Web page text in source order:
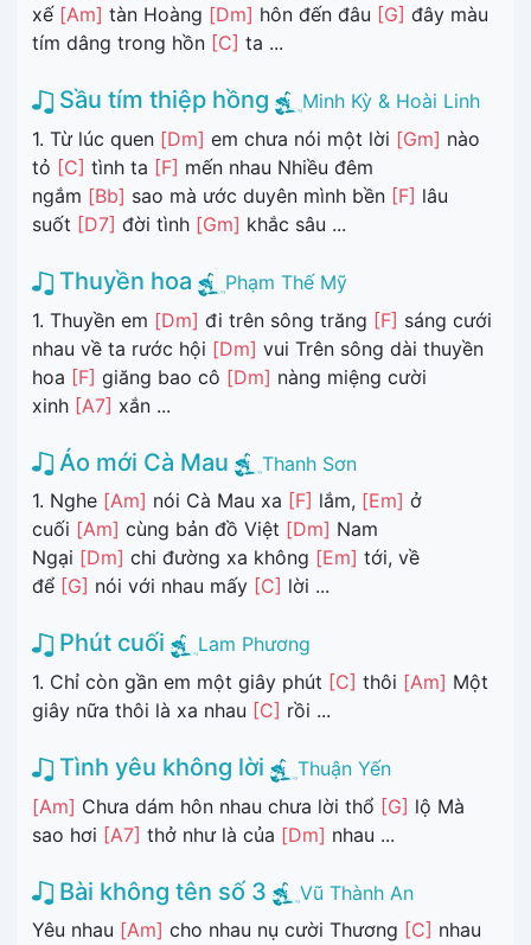
xế [Am] tàn Hoàng [Dm] hôn đến đâu [G] đây màu
tím dâng trong hồn [C] ta ...
Sầu tím thiệp hồng
Minh Kỳ & Hoài Linh
1. Từ lúc quen [Dm] em chưa nói một lời [Gm] nào
tỏ [C] tình ta [F] mến nhau Nhiều đêm
ngắm [Bb] sao mà ước duyên mình bền [F] lâu
suốt [D7] đời tình [Gm] khắc sâu ...
Thuyền hoa
Phạm Thế Mỹ
1. Thuyền em [Dm] đi trên sông trăng [F] sáng cưới
nhau về ta rước hội [Dm] vui Trên sông dài thuyền
hoa [F] giăng bao cô [Dm] nàng miệng cười
xinh [A7] xắn ...
Áo mới Cà Mau
Thanh Sơn
1. Nghe [Am] nói Cà Mau xa [F] lắm, [Em] ở
cuối [Am] cùng bản đồ Việt [Dm] Nam
Ngại [Dm] chi đường xa không [Em] tới, về
để [G] nói với nhau mấy [C] lời ...
Phút cuối
Lam Phương
1. Chỉ còn gần em một giây phút [C] thôi [Am] Một
giây nữa thôi là xa nhau [C] rồi ...
Tình yêu không lời
Thuận Yến
[Am] Chưa dám hôn nhau chưa lời thổ [G] lộ Mà
sao hơi [A7] thở như là của [Dm] nhau ...
Bài không tên số 3
Vũ Thành An
Yêu nhau [Am] cho nhau nụ cười Thương [C] nhau